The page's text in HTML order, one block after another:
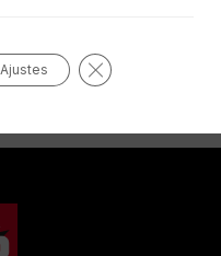
Ajustes Cerrar el